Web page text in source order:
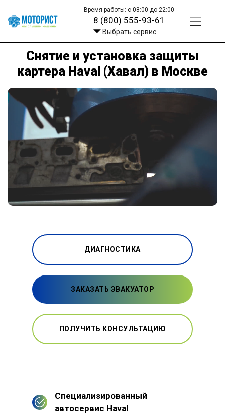
Время работы: с 08:00 до 22:00
8 (800) 555-93-61
Выбрать сервис
Снятие и установка защиты
картера Haval (Хавал) в Москве
ДИАГНОСТИКА
ЗАКАЗАТЬ ЭВАКУАТОР
ПОЛУЧИТЬ КОНСУЛЬТАЦИЮ
Специализированный
автосервис Haval